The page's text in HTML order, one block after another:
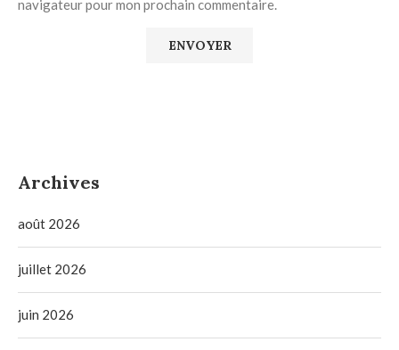
navigateur pour mon prochain commentaire.
Archives
août 2026
juillet 2026
juin 2026